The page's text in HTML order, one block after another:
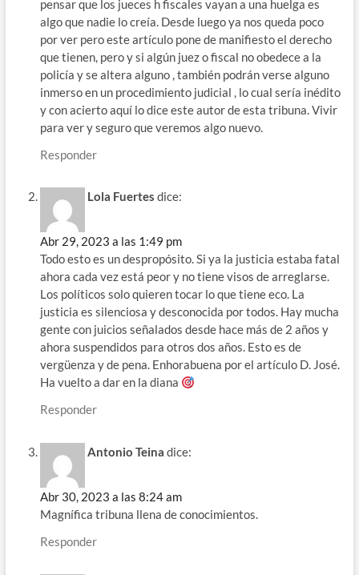
pensar que los jueces h fiscales vayan a una huelga es
algo que nadie lo creía. Desde luego ya nos queda poco
por ver pero este artículo pone de manifiesto el derecho
que tienen, pero y si algún juez o fiscal no obedece a la
policía y se altera alguno , también podrán verse alguno
inmerso en un procedimiento judicial , lo cual sería inédito
y con acierto aquí lo dice este autor de esta tribuna. Vivir
para ver y seguro que veremos algo nuevo.
Responder
Lola Fuertes dice:
Abr 29, 2023 a las 1:49 pm
Todo esto es un despropósito. Si ya la justicia estaba fatal
ahora cada vez está peor y no tiene visos de arreglarse.
Los políticos solo quieren tocar lo que tiene eco. La
justicia es silenciosa y desconocida por todos. Hay mucha
gente con juicios señalados desde hace más de 2 años y
ahora suspendidos para otros dos años. Esto es de
vergüenza y de pena. Enhorabuena por el artículo D. José.
Ha vuelto a dar en la diana
Responder
Antonio Teina dice:
Abr 30, 2023 a las 8:24 am
Magnífica tribuna llena de conocimientos.
Responder